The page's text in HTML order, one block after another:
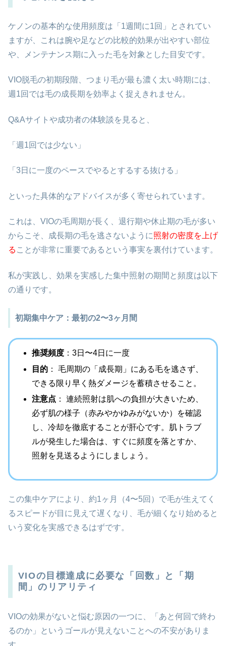
ケノンの基本的な使用頻度は「1週間に1回」とされてい
ますが、これは腕や足などの比較的効果が出やすい部位
や、メンテナンス期に入った毛を対象とした目安です。
VIO脱毛の初期段階、つまり毛が最も濃く太い時期には、
週1回では毛の成長期を効率よく捉えきれません。
Q&Aサイトや成功者の体験談を見ると、
「週1回では少ない」
「3日に一度のペースでやるとするする抜ける」
といった具体的なアドバイスが多く寄せられています。
これは、VIOの毛周期が長く、退行期や休止期の毛が多い
からこそ、成長期の毛を逃さないように照射の密度を上げ
る ことが非常に重要であるという事実を裏付けています。
私が実践し、効果を実感した集中照射の期間と頻度は以下
の通りです。
初期集中ケア：最初の2〜3ヶ月間
推奨頻度 ：3日〜4日に一度
目的 ： 毛周期の「成長期」にある毛を逃さず、
できる限り早く熱ダメージを蓄積させること。
注意点 ： 連続照射は肌への負担が大きいため、
必ず肌の様子（赤みやかゆみがないか）を確認
し、冷却を徹底することが肝心です。肌トラブ
ルが発生した場合は、すぐに頻度を落とすか、
照射を見送るようにしましょう。
この集中ケアにより、約1ヶ月（4〜5回）で毛が生えてく
るスピードが目に見えて遅くなり、毛が細くなり始めると
いう変化を実感できるはずです。
VIOの目標達成に必要な「回数」と「期
間」のリアリティ
VIOの効果がないと悩む原因の一つに、「あと何回で終わ
るのか」というゴールが見えないことへの不安がありま